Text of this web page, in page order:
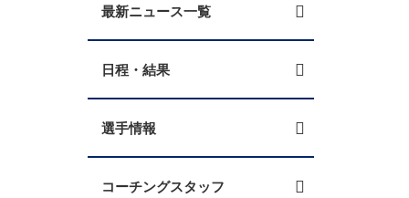
最新ニュース一覧
日程・結果
選手情報
コーチングスタッフ